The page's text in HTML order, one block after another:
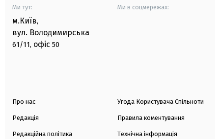
Ми тут:
м.Київ,
вул. Володимирська
61/11, офіс 50
Ми в соцмережах:
Про нас
Редакція
Редакційна політика
Угода Користувача Спільноти
Правила коментування
Технічна інформація